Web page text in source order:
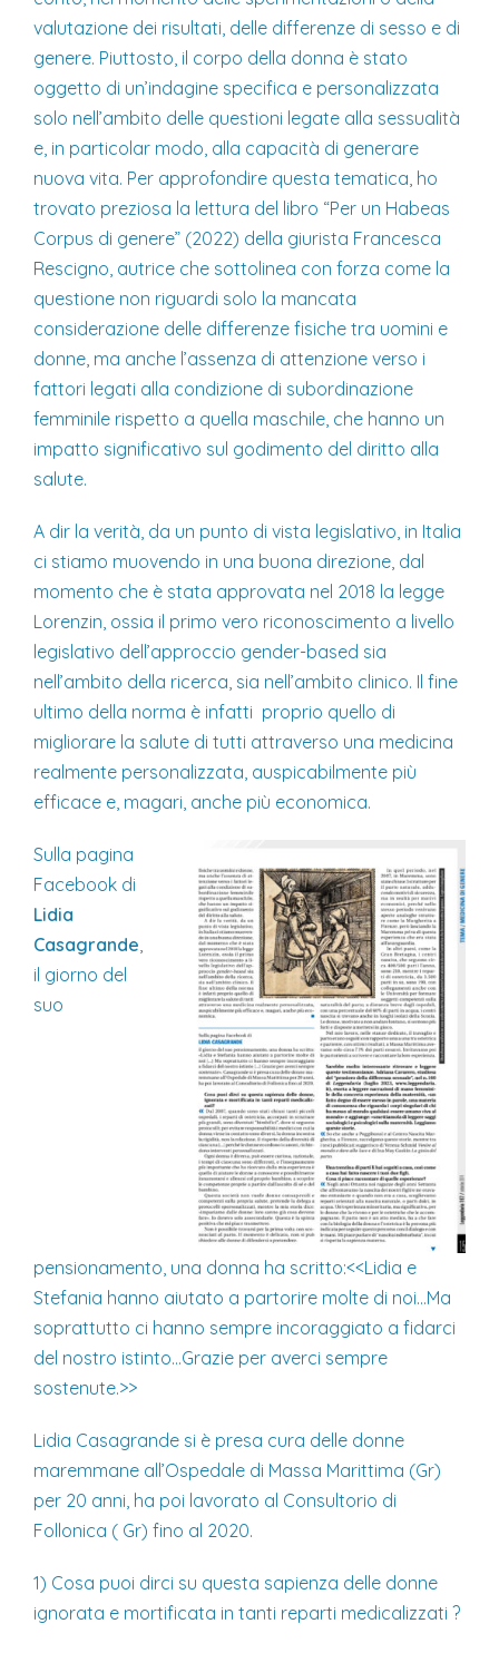
valutazione dei risultati, delle differenze di sesso e di
genere. Piuttosto, il corpo della donna è stato
oggetto di un’indagine specifica e personalizzata
solo nell’ambito delle questioni legate alla sessualità
e, in particolar modo, alla capacità di generare
nuova vita. Per approfondire questa tematica, ho
trovato preziosa la lettura del libro “Per un Habeas
Corpus di genere” (2022) della giurista Francesca
Rescigno, autrice che sottolinea con forza come la
questione non riguardi solo la mancata
considerazione delle differenze fisiche tra uomini e
donne, ma anche l’assenza di attenzione verso i
fattori legati alla condizione di subordinazione
femminile rispetto a quella maschile, che hanno un
impatto significativo sul godimento del diritto alla
salute.
A dir la verità, da un punto di vista legislativo, in Italia
ci stiamo muovendo in una buona direzione, dal
momento che è stata approvata nel 2018 la legge
Lorenzin, ossia il primo vero riconoscimento a livello
legislativo dell’approccio gender-based sia
nell’ambito della ricerca, sia nell’ambito clinico. Il fine
ultimo della norma è infatti proprio quello di
migliorare la salute di tutti attraverso una medicina
realmente personalizzata, auspicabilmente più
efficace e, magari, anche più economica.
Sulla pagina
Facebook di
Lidia
Casagrande,
il giorno del
suo
pensionamento, una donna ha scritto:<<Lidia e
Stefania hanno aiutato a partorire molte di noi…Ma
soprattutto ci hanno sempre incoraggiato a fidarci
del nostro istinto…Grazie per averci sempre
sostenute.>>
Lidia Casagrande si è presa cura delle donne
maremmane all’Ospedale di Massa Marittima (Gr)
per 20 anni, ha poi lavorato al Consultorio di
Follonica ( Gr) fino al 2020.
1) Cosa puoi dirci su questa sapienza delle donne
ignorata e mortificata in tanti reparti medicalizzati ?